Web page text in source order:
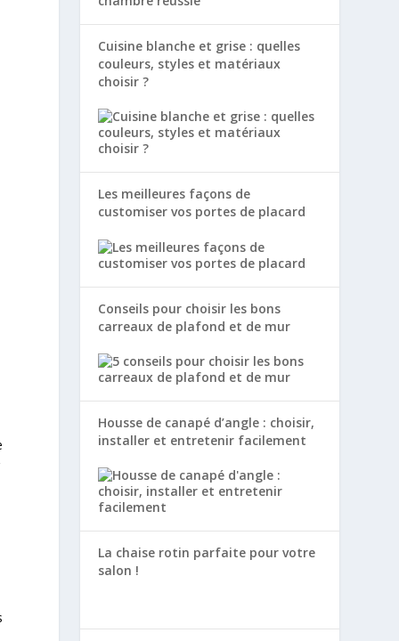
Cuisine blanche et grise : quelles
couleurs, styles et matériaux
choisir ?
Les meilleures façons de
customiser vos portes de placard
Conseils pour choisir les bons
carreaux de plafond et de mur
Housse de canapé d’angle : choisir,
installer et entretenir facilement
La chaise rotin parfaite pour votre
salon !